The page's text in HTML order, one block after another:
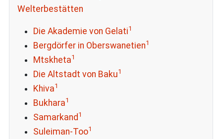
Welterbestätten
Die Akademie von Gelati1
Bergdörfer in Oberswanetien1
Mtskheta1
Die Altstadt von Baku1
Khiva1
Bukhara1
Samarkand 1
Suleiman-Too1